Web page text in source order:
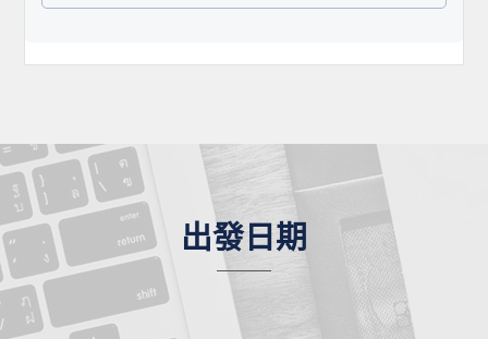
出發日期